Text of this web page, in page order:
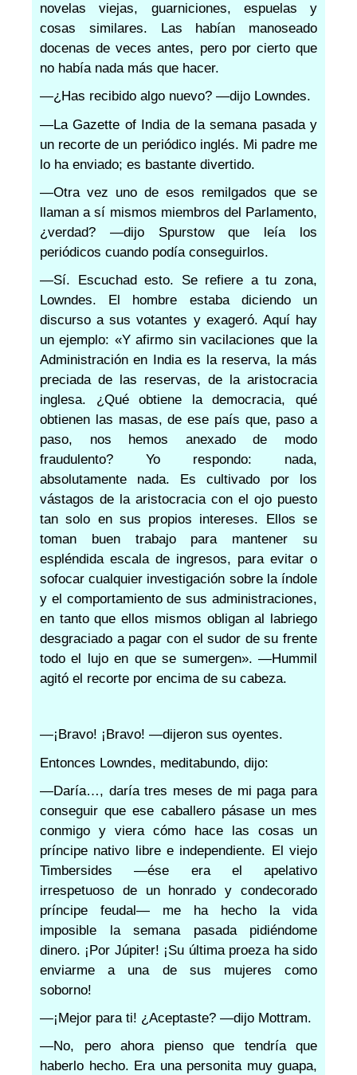
novelas viejas, guarniciones, espuelas y
cosas similares. Las habían manoseado
docenas de veces antes, pero por cierto que
no había nada más que hacer.
—¿Has recibido algo nuevo? —dijo Lowndes.
—La Gazette of India de la semana pasada y
un recorte de un periódico inglés. Mi padre me
lo ha enviado; es bastante divertido.
—Otra vez uno de esos remilgados que se
llaman a sí mismos miembros del Parlamento,
¿verdad? —dijo Spurstow que leía los
periódicos cuando podía conseguirlos.
—Sí. Escuchad esto. Se refiere a tu zona,
Lowndes. El hombre estaba diciendo un
discurso a sus votantes y exageró. Aquí hay
un ejemplo: «Y afirmo sin vacilaciones que la
Administración en India es la reserva, la más
preciada de las reservas, de la aristocracia
inglesa. ¿Qué obtiene la democracia, qué
obtienen las masas, de ese país que, paso a
paso, nos hemos anexado de modo
fraudulento? Yo respondo: nada,
absolutamente nada. Es cultivado por los
vástagos de la aristocracia con el ojo puesto
tan solo en sus propios intereses. Ellos se
toman buen trabajo para mantener su
espléndida escala de ingresos, para evitar o
sofocar cualquier investigación sobre la índole
y el comportamiento de sus administraciones,
en tanto que ellos mismos obligan al labriego
desgraciado a pagar con el sudor de su frente
todo el lujo en que se sumergen». —Hummil
agitó el recorte por encima de su cabeza.
—¡Bravo! ¡Bravo! —dijeron sus oyentes.
Entonces Lowndes, meditabundo, dijo:
—Daría…, daría tres meses de mi paga para
conseguir que ese caballero pásase un mes
conmigo y viera cómo hace las cosas un
príncipe nativo libre e independiente. El viejo
Timbersides —ése era el apelativo
irrespetuoso de un honrado y condecorado
príncipe feudal— me ha hecho la vida
imposible la semana pasada pidiéndome
dinero. ¡Por Júpiter! ¡Su última proeza ha sido
enviarme a una de sus mujeres como
soborno!
—¡Mejor para ti! ¿Aceptaste? —dijo Mottram.
—No, pero ahora pienso que tendría que
haberlo hecho. Era una personita muy guapa,